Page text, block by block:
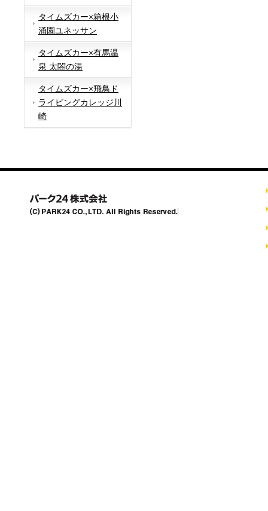
タイムズカー×箱根小
涌園ユネッサン
タイムズカー×有馬温
泉 太閤の湯
タイムズカー×飛鳥ド
ライビングカレッジ川
崎